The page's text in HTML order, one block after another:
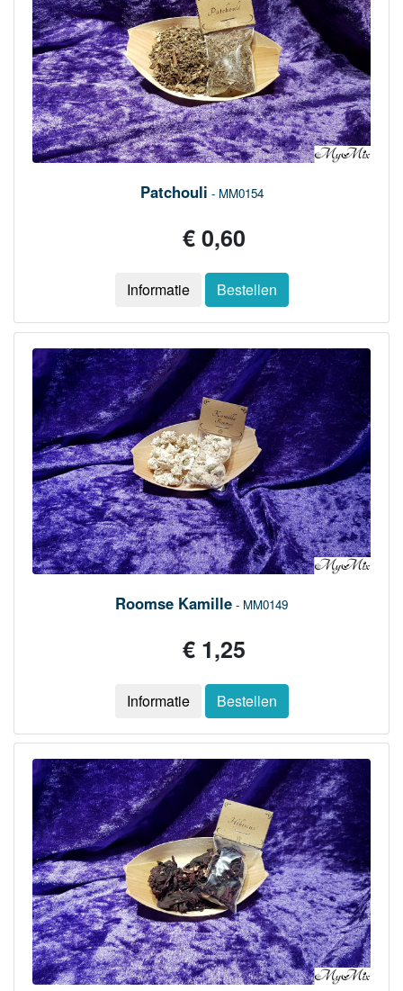
Patchouli - MM0154
€ 0,60
Informatie Bestellen
Roomse Kamille - MM0149
€ 1,25
Informatie Bestellen